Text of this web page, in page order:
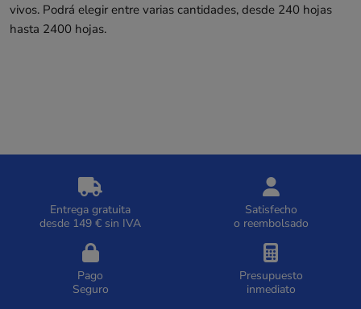
vivos. Podrá elegir entre varias cantidades, desde 240 hojas
hasta 2400 hojas.
Entrega gratuita
desde 149 € sin IVA
Satisfecho
o reembolsado
Pago
Seguro
Presupuesto
inmediato